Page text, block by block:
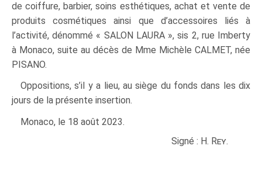
de coiffure, barbier, soins esthétiques, achat et vente de
produits cosmétiques ainsi que d’accessoires liés à
l’activité, dénommé « SALON LAURA », sis 2, rue Imberty
à Monaco, suite au décès de Mme Michèle CALMET, née
PISANO.
Oppositions, s’il y a lieu, au siège du fonds dans les dix
jours de la présente insertion.
Monaco, le 18 août 2023.
Signé : H. Rey.